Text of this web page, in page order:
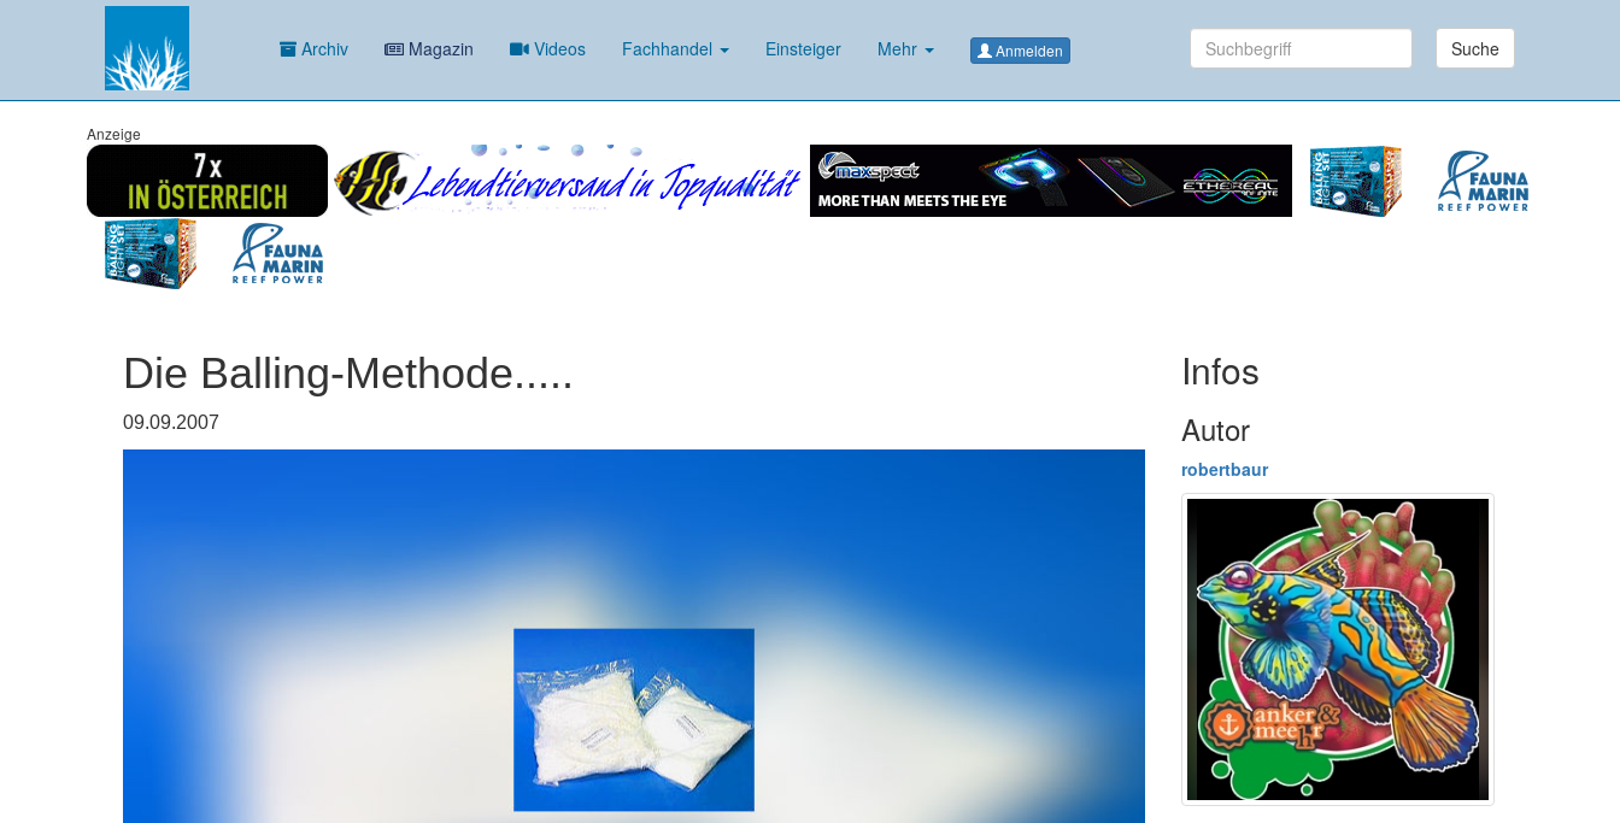
Archiv Magazin Videos Fachhandel Einsteiger Mehr Anmelden Suche
Anzeige
Die Balling-Methode.....
09.09.2007
Infos
Autor
robertbaur